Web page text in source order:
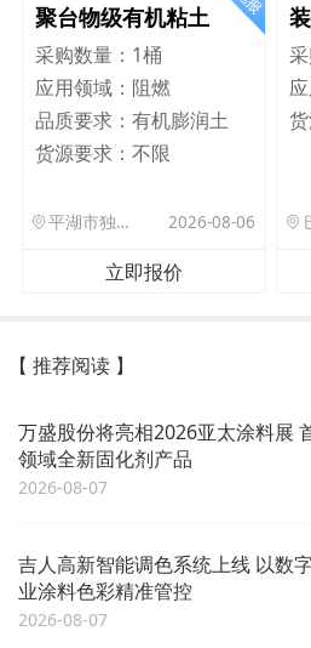
聚台物级有机粘土
采购数量： 1桶
应用领域： 阻燃
品质要求： 有机膨润土
货源要求： 不限
平湖市独山港镇集港路 589 号 2026-08-06
立即报价
【 推荐阅读 】
万盛股份将亮相2026亚太涂料展
领域全新固化剂产品
2026-08-07
吉人高新智能调色系统上线 以数
业涂料色彩精准管控
2026-08-07